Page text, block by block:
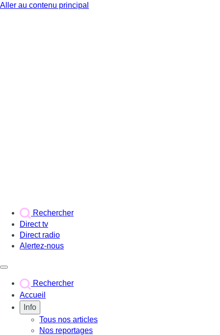
Aller au contenu principal
Rechercher
Direct tv
Direct radio
Alertez-nous
Rechercher
Accueil
Info
Tous nos articles
Nos reportages